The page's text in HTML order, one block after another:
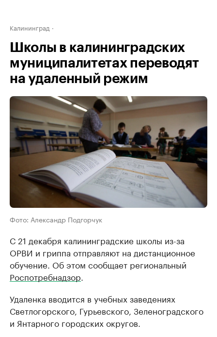
Калининград
Школы в калининградских
муниципалитетах переводят
на удаленный режим
Фото: Александр Подгорчук
С 21 декабря калининградские школы из-за
ОРВИ и гриппа отправляют на дистанционное
обучение. Об этом сообщает региональный
Роспотребнадзор
Удаленка вводится в учебных заведениях
Светлогорского, Гурьевского, Зеленоградского
и Янтарного городских округов.